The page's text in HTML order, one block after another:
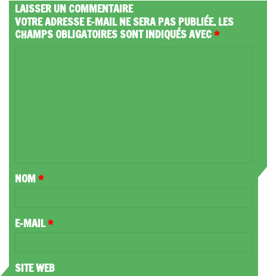
LAISSER UN COMMENTAIRE
VOTRE ADRESSE E-MAIL NE SERA PAS PUBLIÉE.LES
CHAMPS OBLIGATOIRES SONT INDIQUÉS AVEC*
A
R
NOM*
E-MAIL*
SITE WEB